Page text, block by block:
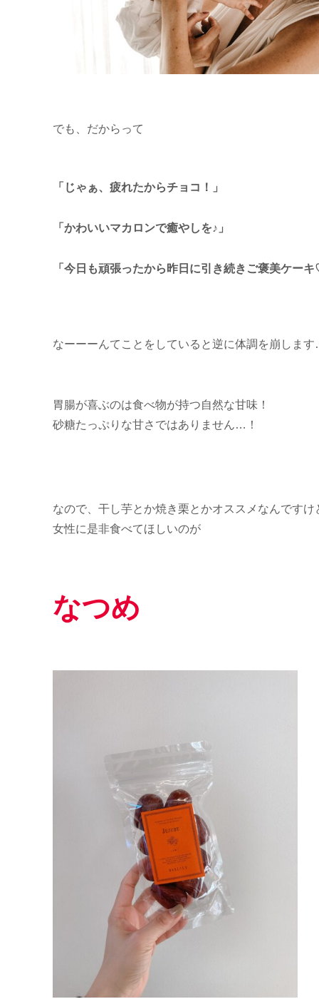
でも、だからって
「じゃぁ、疲れたからチョコ！」
「かわいいマカロンで癒やしを♪」
「今日も頑張ったから昨日に引き続きご褒美ケー
なーーーんてことをしていると逆に体調を崩しま
胃腸が喜ぶのは食べ物が持つ自然な甘味！
砂糖たっぷりな甘さではありません…！
なので、干し芋とか焼き栗とかオススメなんですけ
女性に是非食べてほしいのが
なつめ